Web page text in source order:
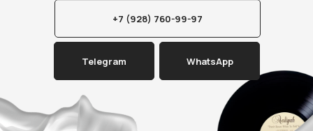
+7 (928) 760-99-97
Telegram WhatsApp